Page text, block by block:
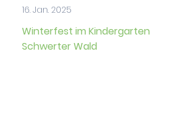
16. Jan. 2025
Winterfest im Kindergarten
Schwerter Wald